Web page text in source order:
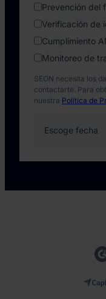
Prevención del
Verificación de
Cumplimiento
Monitoreo de
SEON necesita los
contactarte. Para
nuestra Política de